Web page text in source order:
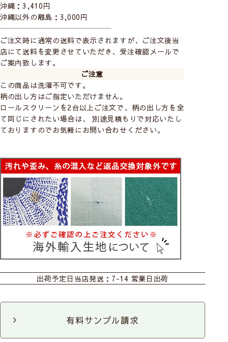
沖縄：3,410円
沖縄以外の離島：3,000円
ご注文時に通常の送料で表示されますが、ご注文後当
店にて送料を変更させていただき、受注確認メールで
ご案内致します。
ご注意
この商品は洗濯不可です。
柄の出し方はご指定いただけません。
ロールスクリーンを2台以上ご注文で、柄の出し方を全
て同じにされたい場合は、 別途見積もりで対応いたし
ておりますのでお気軽にお問い合わせください。
シェード幕体 ロールスクリーン カフェ
のれん 既製のれん マルチクロス
ファブリックパネル クッションカバー
出荷予定日 当店発送：7-14 営業日出荷
有料サンプル請求